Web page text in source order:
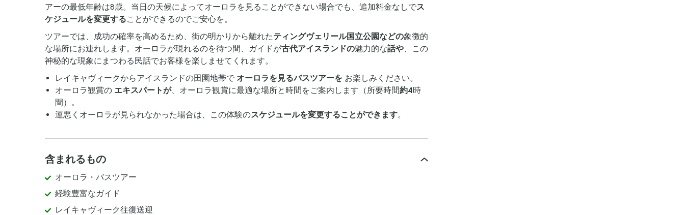
アーの最低年齢は8歳。当日の天候によってオーロラを見ることができない場合でも、追加料金なしでス
ケジュールを変更することができるのでご安心を。
ツアーでは、成功の確率を高めるため、街の明かりから離れたティングヴェリール国立公園などの象徴的
な場所にお連れします。オーロラが現れるのを待つ間、ガイドが古代アイスランドの魅力的な話や、この
神秘的な現象にまつわる民話でお客様を楽しませてくれます。
レイキャヴィークからアイスランドの田園地帯で オーロラを見るバスツアーを お楽しみください。
オーロラ観賞の エキスパートが、オーロラ観賞に最適な場所と時間をご案内します（所要時間約4時
間）。
運悪くオーロラが見られなかった場合は、この体験のスケジュールを変更することができます。
含まれるもの
オーロラ・バスツアー
経験豊富なガイド
レイキャヴィーク往復送迎